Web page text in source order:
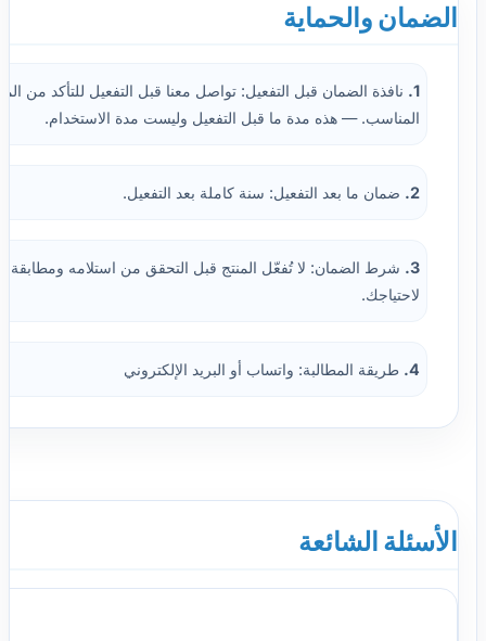
الضمان والحماية
1.
نافذة الضمان قبل التفعيل: تواصل معنا قبل التفعيل للتأكد من
المناسب. — هذه مدة ما قبل التفعيل وليست مدة الاستخدام.
2. ضمان ما بعد التفعيل: سنة كاملة بعد التفعيل.
3.
شرط الضمان: لا تُفعّل المنتج قبل التحقق من استلامه ومطابقة
لاحتياجك.
4. طريقة المطالبة: واتساب أو البريد الإلكتروني
الأسئلة الشائعة